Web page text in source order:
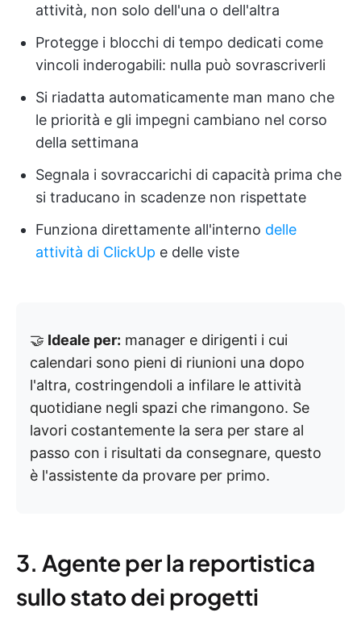
attività, non solo dell'una o dell'altra
Protegge i blocchi di tempo dedicati come
vincoli inderogabili: nulla può sovrascriverli
Si riadatta automaticamente man mano che
le priorità e gli impegni cambiano nel corso
della settimana
Segnala i sovraccarichi di capacità prima che
si traducano in scadenze non rispettate
Funziona direttamente all'interno delle
attività di ClickUp e delle viste
🤝 Ideale per: manager e dirigenti i cui
calendari sono pieni di riunioni una dopo
l'altra, costringendoli a infilare le attività
quotidiane negli spazi che rimangono. Se
lavori costantemente la sera per stare al
passo con i risultati da consegnare, questo
è l'assistente da provare per primo.
3. Agente per la reportistica
sullo stato dei progetti